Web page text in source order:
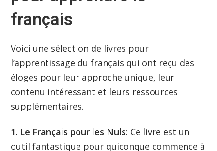
français
Voici une sélection de livres pour
l’apprentissage du français qui ont reçu des
éloges pour leur approche unique, leur
contenu intéressant et leurs ressources
supplémentaires.
1. Le Français pour les Nuls: Ce livre est un
outil fantastique pour quiconque commence à